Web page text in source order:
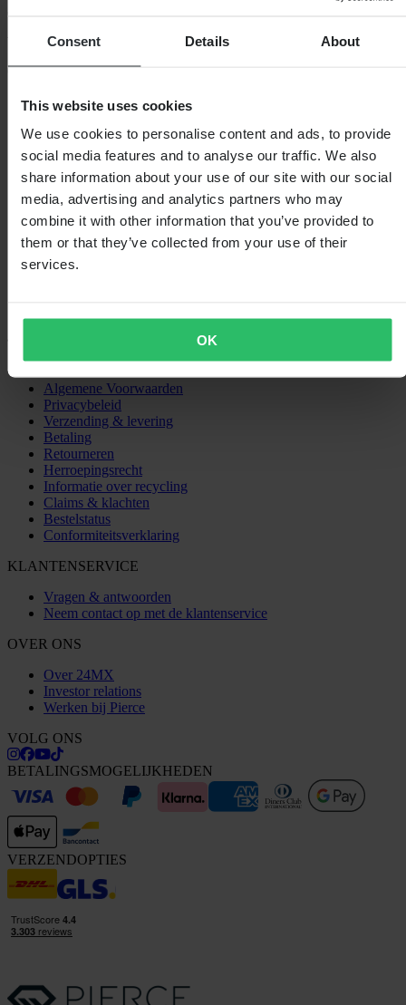
Consent Details About
This website uses cookies
We use cookies to personalise content and ads, to provide
social media features and to analyse our traffic. We also
share information about your use of our site with our social
media, advertising and analytics partners who may
combine it with other information that you’ve provided to
them or that they’ve collected from your use of their
services.
OK
Gebaseerd op 2 beoordelingen
5
4
0
0
2
0
0
SHOPPEN
Algemene Voorwaarden
Privacybeleid
Verzending & levering
Betaling
Retourneren
Herroepingsrecht
Informatie over recycling
Claims & klachten
Bestelstatus
Conformiteitsverklaring
KLANTENSERVICE
Vragen & antwoorden
Neem contact op met de klantenservice
OVER ONS
Over 24MX
Investor relations
Werken bij Pierce
VOLG ONS
BETALINGSMOGELIJKHEDEN
VERZENDOPTIES